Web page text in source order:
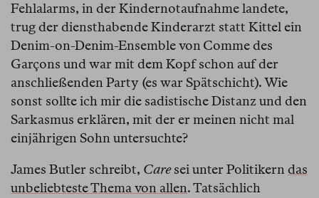
Fehlalarms, in der Kindernotaufnahme landete,
trug der diensthabende Kinderarzt statt Kittel ein
Denim-on-Denim-Ensemble von Comme des
Garçons und war mit dem Kopf schon auf der
anschließenden Party (es war Spätschicht). Wie
sonst sollte ich mir die sadistische Distanz und den
Sarkasmus erklären, mit der er meinen nicht mal
einjährigen Sohn untersuchte?
James Butler schreibt, Caresei unter Politikern das
unbeliebteste Thema von allen. Tatsächlich